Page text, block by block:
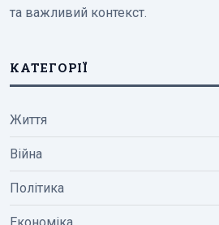
та важливий контекст.
КАТЕГОРІЇ
Життя
Війна
Політика